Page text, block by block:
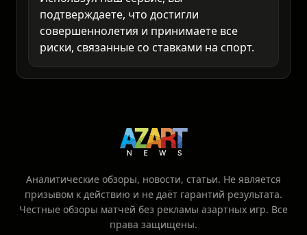
Используя наш сервис, вы
подтверждаете, что достигли
совершеннолетия и принимаете все
риски, связанные со ставками на спорт.
Аналитические обзоры, новости, статьи. Не является
призывом к действию и не даёт гарантий результата.